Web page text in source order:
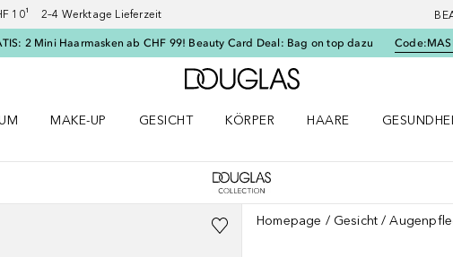
10¹ 2–4 Werktage Lieferzeit
2 Mini Haarmasken ab CHF 99! Beauty Card Deal: Bag on top dazu Code:
Zur Douglas Startseite
MAKE-UP
GESICHT
KÖRPER
HAARE
Homepage Gesicht